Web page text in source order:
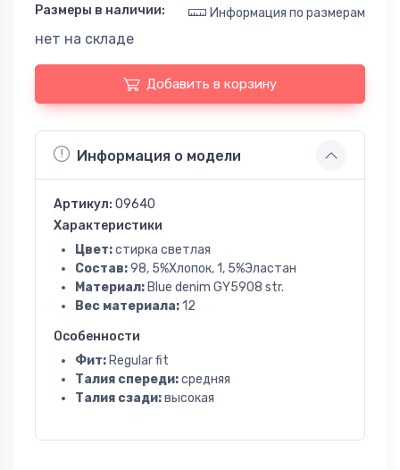
Размеры в наличии: Информация по размерам
нет на складе
Добавить в корзину
Информация о модели
Артикул: 09640
Характеристики
Цвет:стирка светлая
Состав:98, 5%Хлопок, 1, 5%Эластан
Материал: Blue denim GY5908 str.
Вес материала:12
Особенности
Фит: Regular fit
Талия спереди:средняя
Талия сзади:высокая